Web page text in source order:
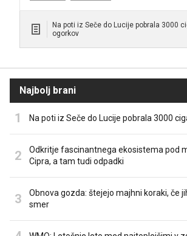
Na poti iz Seče do Lucije pobrala 3000
ogorkov
Najbolj brani
Na poti iz Seče do Lucije pobrala 3000
Odkritje fascinantnega ekosistema pod
Cipra, a tam tudi odpadki
Obnova gozda: štejejo majhni koraki, če
smer